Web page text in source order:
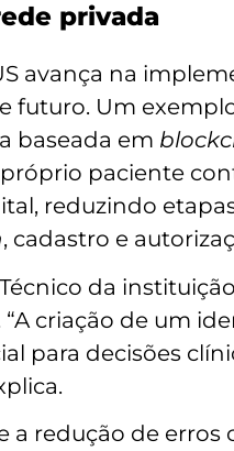
privada
avança na
futuro. Um
baseada em
paciente
reduzindo
, cadastro e
da
criação de um
para decisões
a redução de